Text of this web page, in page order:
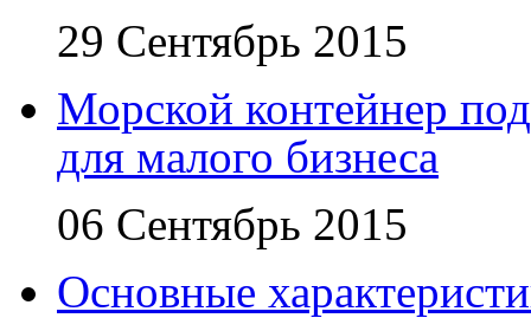
29 Сентябрь 2015
Морской контейнер
для малого бизнеса
06 Сентябрь 2015
Основные